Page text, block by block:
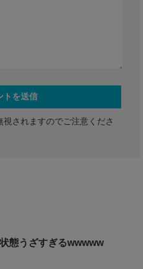
されますのでご注意くださ
状態うざすぎるwwwww